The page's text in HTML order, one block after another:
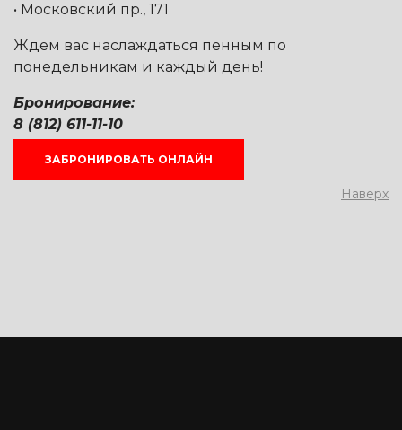
• Московский пр., 171
Ждем вас наслаждаться пенным по
понедельникам и каждый день!
Бронирование:
8 (812) 611-11-10
ЗАБРОНИРОВАТЬ ОНЛАЙН
Наверх